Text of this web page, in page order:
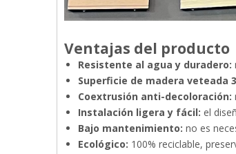
Ventajas del producto
Resistente al agua y duradero:
Superficie de madera veteada
Coextrusión anti-decoloración:
Instalación ligera y fácil: el
Bajo mantenimiento: no es
Ecológico: 100% reciclable,